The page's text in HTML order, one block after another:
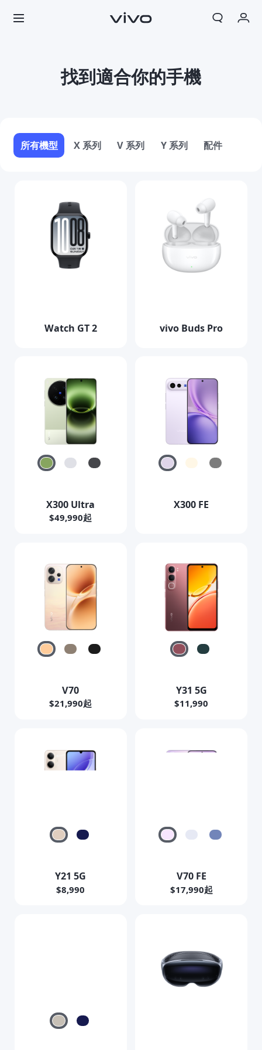
Select Location
找到適合你的手機
所有機型 X 系列 V 系列 Y 系列 配件
Watch GT 2 vivo Buds Pro
X300 Ultra
$49,990起
X300 FE
V70
$21,990起
Y31 5G
$11,990
Y21 5G
$8,990
V70 FE
$17,990起